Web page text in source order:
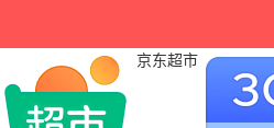
京东超市